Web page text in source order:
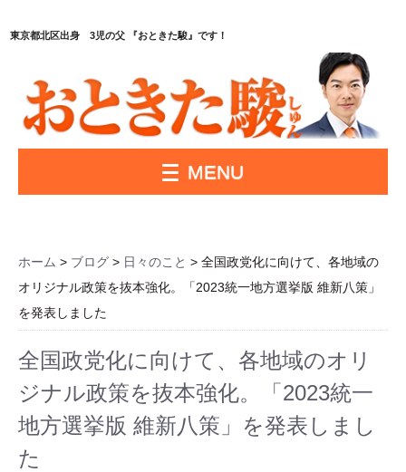
東京都北区出身 3児の父 『おときた駿』です！
MENU
ホーム > ブログ > 日々のこと > 全国政党化に向けて、各地域の
オリジナル政策を抜本強化。「2023統一地方選挙版 維新八策」
を発表しました
全国政党化に向けて、各地域のオリ
ジナル政策を抜本強化。「2023統一
地方選挙版 維新八策」を発表しまし
た